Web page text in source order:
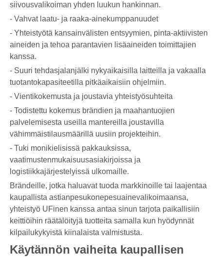
siivousvalikoiman yhden luukun hankinnan.
- Vahvat laatu- ja raaka-ainekumppanuudet
- Yhteistyötä kansainvälisten entsyymien, pinta-aktiivisten
aineiden ja tehoa parantavien lisäaineiden toimittajien
kanssa.
- Suuri tehdasjalanjälki nykyaikaisilla laitteilla ja vakaalla
tuotantokapasiteetilla pitkäaikaisiin ohjelmiin.
- Vientikokemusta ja joustavia yhteistyösuhteita
- Todistettu kokemus brändien ja maahantuojien
palvelemisesta useilla mantereilla joustavilla
vähimmäistilausmäärillä uusiin projekteihin.
- Tuki monikielisissä pakkauksissa,
vaatimustenmukaisuusasiakirjoissa ja
logistiikkajärjestelyissä ulkomaille.
Brändeille, jotka haluavat tuoda markkinoille tai laajentaa
kaupallista astianpesukonepesuainevalikoimaansa,
yhteistyö UFinen kanssa antaa sinun tarjota paikallisiin
keittiöihin räätälöityjä tuotteita samalla kun hyödynnät
kilpailukykyistä kiinalaista valmistusta.
Käytännön vaiheita kaupallisen